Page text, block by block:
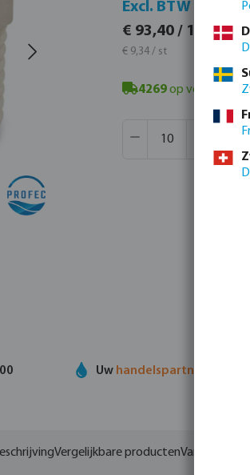
Excl. BTW
€ 93,40 / 10 st
€ 9,34 / st
4269op voorraad in
MSQ:
Uw handelspartner
Vergelijkbare productenVarianten